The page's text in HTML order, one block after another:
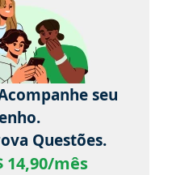
seu
Questões.
14,90/mês